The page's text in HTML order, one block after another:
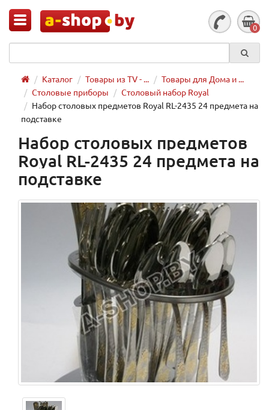
0
Каталог Товары из TV - ...
Товары для Дома и ...
Столовые приборы
Столовый набор Royal
Набор столовых предметов Royal RL-2435 24 предмета на
подставке
Набор столовых предметов
Royal RL-2435 24 предмета на
подставке